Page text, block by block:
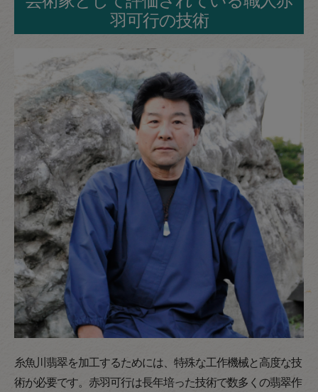
羽可行の技術
糸魚川翡翠を加工するためには、特殊な工作機械と高度な技
術が必要です。赤羽可行は長年培った技術で数多くの翡翠作